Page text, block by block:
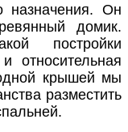
назначения. Он
домик.
постройки
относительная
крышей мы
разместить